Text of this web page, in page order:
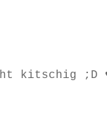
kitschig ;D